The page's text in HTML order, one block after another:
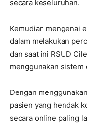
secara keseluruhan.
Kemudian mengenai
dalam melakukan
dan saat ini RSUD
menggunakan sistem
Dengan
pasien yang hendak
secara online paling